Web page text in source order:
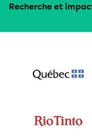
Recherche et